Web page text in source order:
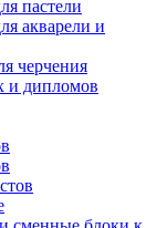
пастели
акварели и
черчения
и дипломов